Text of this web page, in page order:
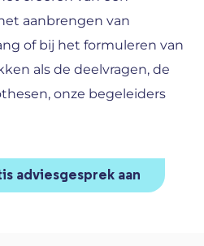
aanbrengen van
of bij het formuleren van
als de deelvragen, de
onze begeleiders
adviesgesprek aan